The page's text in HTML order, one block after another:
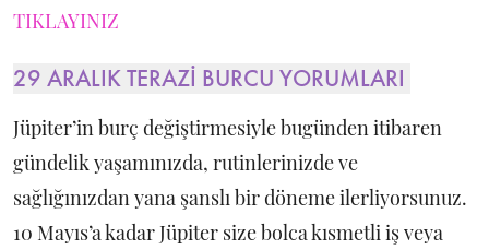
TIKLAYINIZ
29 ARALIK TERAZİ BURCU YORUMLARI
Jüpiter’in burç değiştirmesiyle bugünden itibaren
gündelik yaşamınızda, rutinlerinizde ve
sağlığınızdan yana şanslı bir döneme ilerliyorsunuz.
10 Mayıs’a kadar Jüpiter size bolca kısmetli iş veya